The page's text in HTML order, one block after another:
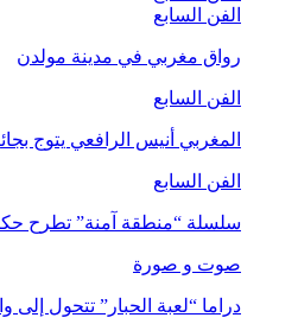
الفن السابع
رواق مغربي في مدينة مولدن
الفن السابع
المغربي أنيس الرافعي يتوج
الفن السابع
سلسلة “منطقة آمنة” تطرح
صوت و صورة
دراما “لعبة الحبار” تتحول إلى